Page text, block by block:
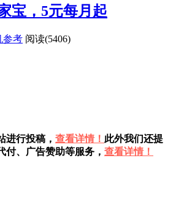
宝，5元每月起
参考 阅读(5406)
进行投稿， 查看详情！ 此外我们还提
付、广告赞助等服务， 查看详情！